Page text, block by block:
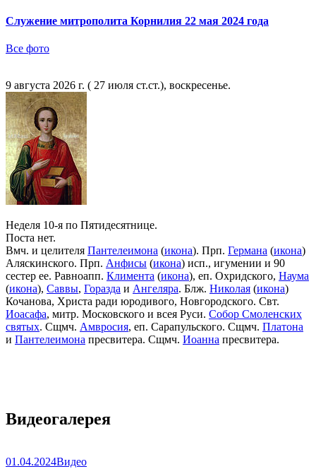
Служение митрополита Корнилия 22 мая 2024 года
Все фото
9 августа 2026 г. ( 27 июля ст.ст.), воскресенье.
Неделя 10-я по Пятидесятнице.
Поста нет.
Вмч. и целителя Пантелеимона (икона). Прп. Германа (икона)
Аляскинского. Прп. Анфисы (икона) исп., игумении и 90
сестер ее. Равноапп. Климента (икона), еп. Охридского, Наума
(икона), Саввы, Горазда и Ангеляра. Блж. Николая (икона)
Кочанова, Христа ради юродивого, Новгородского. Свт.
Иоасафа, митр. Московского и всея Руси. Собор Смоленских
святых. Сщмч. Амвросия, еп. Сарапульского. Сщмч. Платона
и Пантелеимона пресвитера. Сщмч. Иоанна пресвитера.
Видеогалерея
01.04.2024Видео